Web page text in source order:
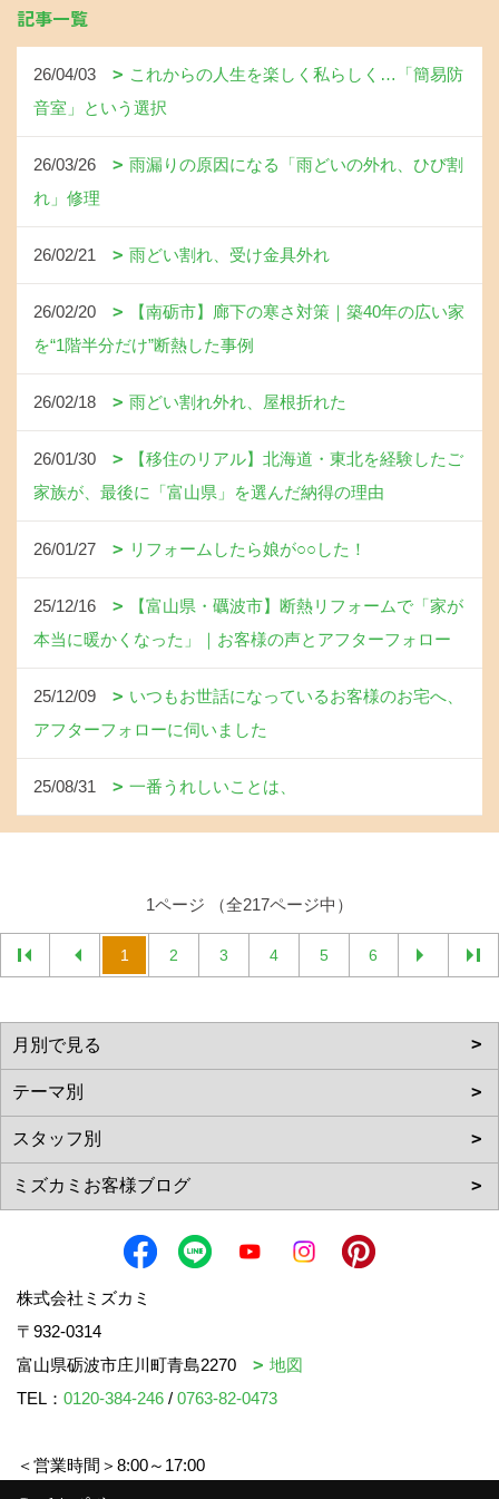
記事一覧
26/04/03
これからの人生を楽しく私らしく…「簡易防
音室」という選択
26/03/26
雨漏りの原因になる「雨どいの外れ、ひび割
れ」修理
26/02/21 雨どい割れ、受け金具外れ
26/02/20
【南砺市】廊下の寒さ対策｜築40年の広い家
を“1階半分だけ”断熱した事例
26/02/18 雨どい割れ外れ、屋根折れた
26/01/30
【移住のリアル】北海道・東北を経験したご
家族が、最後に「富山県」を選んだ納得の理由
26/01/27 リフォームしたら娘が○○した！
25/12/16
【富山県・礪波市】断熱リフォームで「家が
本当に暖かくなった」｜お客様の声とアフターフォロー
25/12/09
いつもお世話になっているお客様のお宅へ、
アフターフォローに伺いました
25/08/31 一番うれしいことは、
1ページ （全217ページ中）
1 2 3 4 5 6
株式会社ミズカミ
〒932-0314
富山県砺波市庄川町青島2270
地図
TEL： 0120-384-246 / 0763-82-0473
＜営業時間＞8:00～17:00